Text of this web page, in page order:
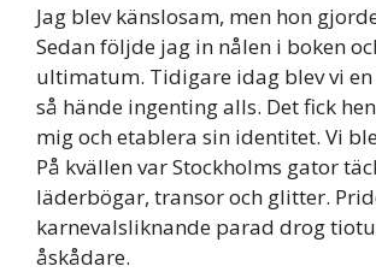
Jag blev känslosam, men hon
Sedan följde jag in nålen i boken
ultimatum. Tidigare idag blev vi en
så hände ingenting alls. Det fick
mig och etablera sin identitet. Vi
På kvällen var Stockholms gator
läderbögar, transor och glitter.
karnevalsliknande parad drog
åskådare.